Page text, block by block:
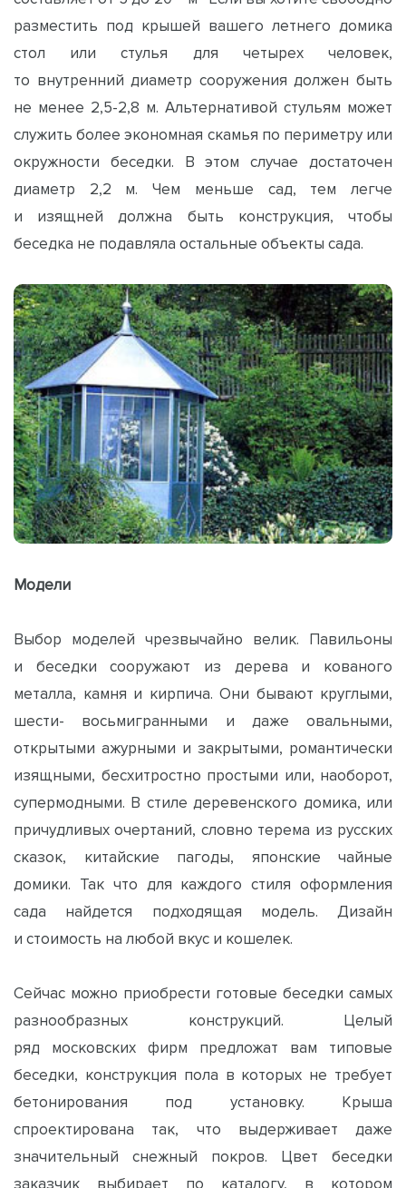
разместить под крышей вашего летнего домика
стол или стулья для четырех человек,
то внутренний диаметр сооружения должен быть
не менее 2,5-2,8 м. Альтернативой стульям может
служить более экономная скамья по периметру или
окружности беседки. В этом случае достаточен
диаметр 2,2 м. Чем меньше сад, тем легче
и изящней должна быть конструкция, чтобы
беседка не подавляла остальные объекты сада.
Модели
Выбор моделей чрезвычайно велик. Павильоны
и беседки сооружают из дерева и кованого
металла, камня и кирпича. Они бывают круглыми,
шести- восьмигранными и даже овальными,
открытыми ажурными и закрытыми, романтически
изящными, бесхитростно простыми или, наоборот,
супермодными. В стиле деревенского домика, или
причудливых очертаний, словно терема из русских
сказок, китайские пагоды, японские чайные
домики. Так что для каждого стиля оформления
сада найдется подходящая модель. Дизайн
и стоимость на любой вкус и кошелек.
Сейчас можно приобрести готовые беседки самых
разнообразных конструкций. Целый
ряд московских фирм предложат вам типовые
беседки, конструкция пола в которых не требует
бетонирования под установку. Крыша
спроектирована так, что выдерживает даже
значительный снежный покров. Цвет беседки
заказчик выбирает по каталогу, в котором